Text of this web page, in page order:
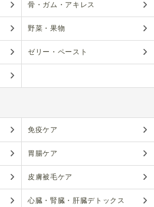
骨・ガム・アキレス
野菜・果物
ゼリー・ペースト
免疫ケア
胃腸ケア
皮膚被毛ケア
心臓・腎臓・肝臓デトックス